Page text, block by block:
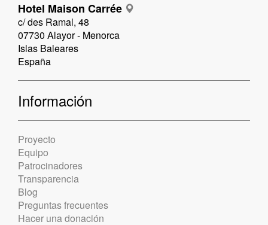
Hotel Maison Carrée
c/ des Ramal, 48
07730 Alayor - Menorca
Islas Baleares
España
Información
Proyecto
Equipo
Patrocinadores
Transparencia
Blog
Preguntas frecuentes
Hacer una donación